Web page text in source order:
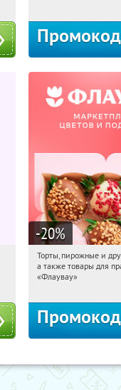
Промокод
-20%
21:27:04
Россия
Торты, пирожные и
а также товары для
«Флаувау»
Промокод